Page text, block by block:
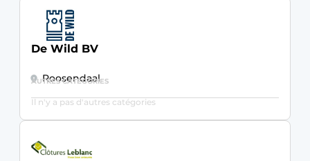
De Wild BV
Roosendaal
AUTRES CATÉGORIES
Il n'y a pas d'autres catégories